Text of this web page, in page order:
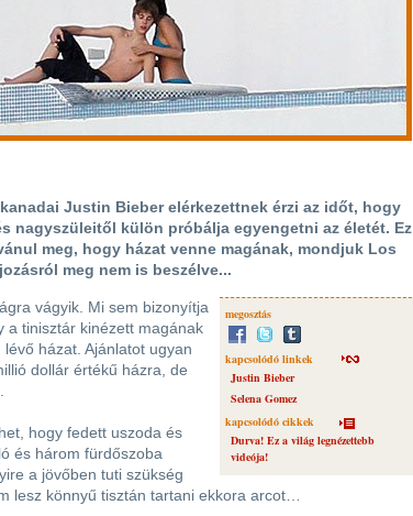
Justin Bieber elérkezettnek érzi az időt, hogy
nagyszüleitől külön próbálja egyengetni az életét. Ez
meg, hogy házat venne magának, mondjuk Los
meg nem is beszélve...
megosztás
kapcsolódó linkek
Justin Bieber
Selena Gomez
kapcsolódó cikkek
Durva! Ez a világ legnézettebb
videója!
vágyik. Mi sem bizonyítja
a tinisztár kinézett magának
házat. Ajánlatot ugyan
dollár értékű házra, de
hogy fedett uszoda és
és három fürdőszoba
a jövőben tuti szükség
lesz könnyű tisztán tartani ekkora arcot…